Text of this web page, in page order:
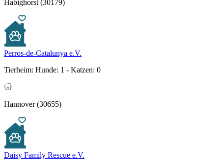
Habighorst (30179)
Perros-de-Catalunya e.V.
Tierheim: Hunde: 1 - Katzen: 0
Hannover (30655)
Daisy Family Rescue e.V.